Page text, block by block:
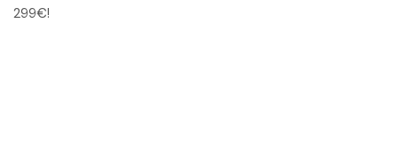
299€!